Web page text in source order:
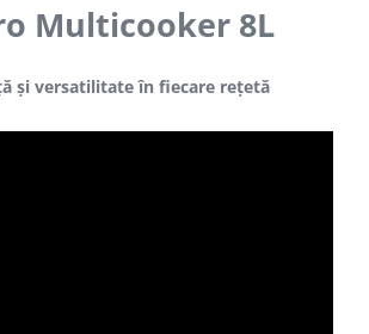
Multicooker 8L
și versatilitate în fiecare rețetă